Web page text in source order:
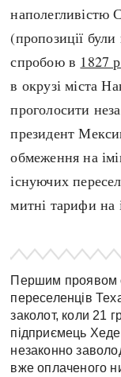
наполегливістю
(пропозиції були
спробою в 1827
в окрузі міста
проголосити
президент
обмеження на
існуючих
митні тарифи на
Першим проявом
переселенців
заколот, коли 21
підприємець
незаконно
вже оплаченого